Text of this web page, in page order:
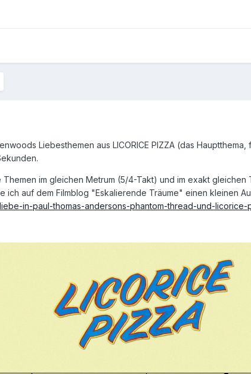
Liebesthemen aus LICORICE PIZZA (das
im gleichen Metrum (5/4-Takt) und im exakt
ich auf dem Filmblog "Eskalierende Träume" einen kleinen
in-paul-thomas-andersons-phantom-thread-und-licorice-